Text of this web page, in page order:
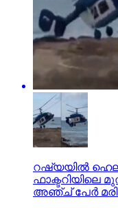
റഷ്യയില്‍
ഫാക്ടറിയിലെ
അഞ്ച് പേര്‍